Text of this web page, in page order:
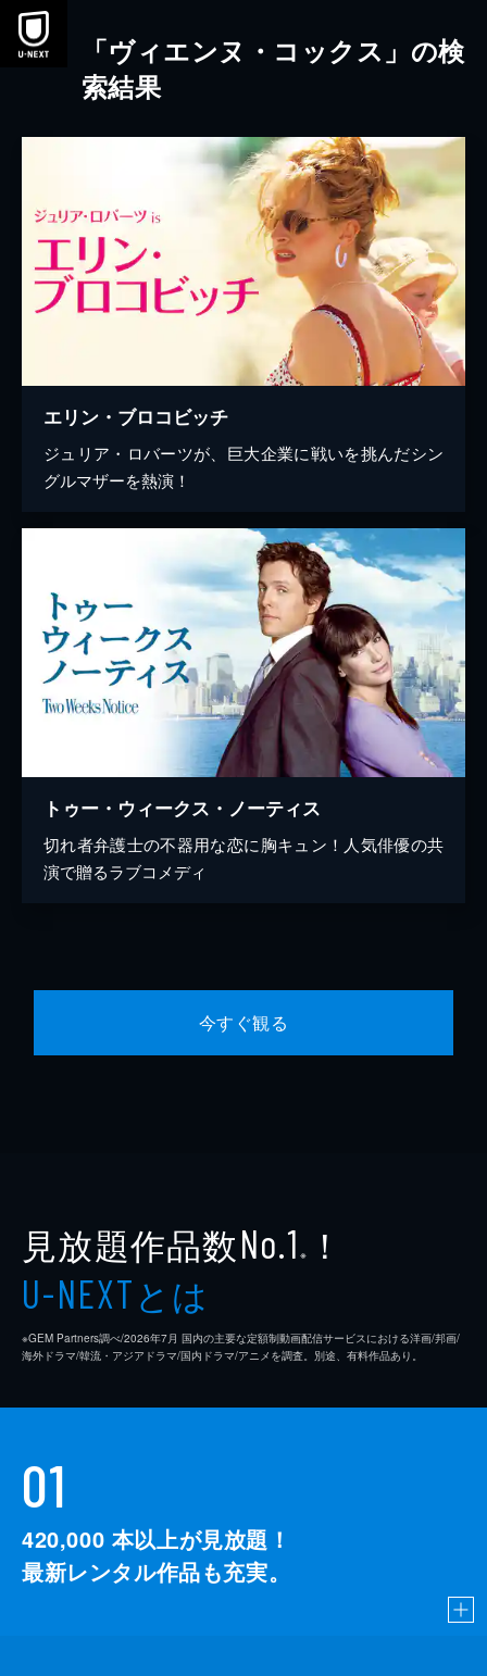
本文へスキップ
「ヴィエンヌ・コックス」の検
索結果
エリン・ブロコビッチ
ジュリア・ロバーツが、巨大企業に戦いを挑んだシン
グルマザーを熱演！
トゥー・ウィークス・ノーティス
切れ者弁護士の不器用な恋に胸キュン！人気俳優の共
演で贈るラブコメディ
今すぐ観る
見放題作品数No.1 ※ ！
U-NEXTとは
※GEM Partners調べ/2026年7⽉ 国内の主要な定額制動画配信サービスにおける洋画/邦画/
海外ドラマ/韓流・アジアドラマ/国内ドラマ/アニメを調査。別途、有料作品あり。
01
420,000 本以上が見放題！
最新レンタル作品も充実。